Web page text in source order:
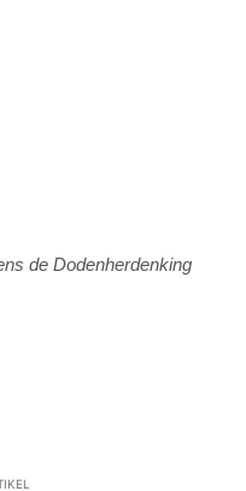
de Dodenherdenking